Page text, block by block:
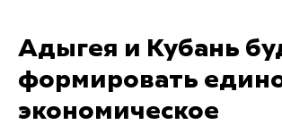
Адыгея и Кубань
формировать
экономическое